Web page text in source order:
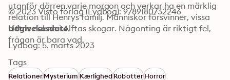
utanför dörren varje morgon och verkar ha en märklig
relation till Henrys familj. Människor försvinner, vissa
hittas nakna i Alftas skogar. Någonting är riktigt fel,
frågan är bara vad.
© 2023 Visto förlag (Lydbog): 9789180732246
Udgivelsesdato
Lydbog: 5. marts 2023
Tags
RelationerMysteriumKærlighedRobotterHorror